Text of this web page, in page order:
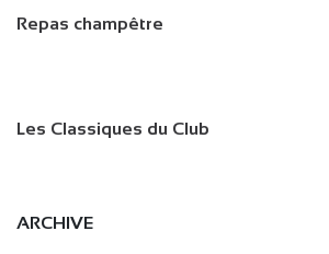
Repas champêtre
Les Classiques du Club
ARCHIVE